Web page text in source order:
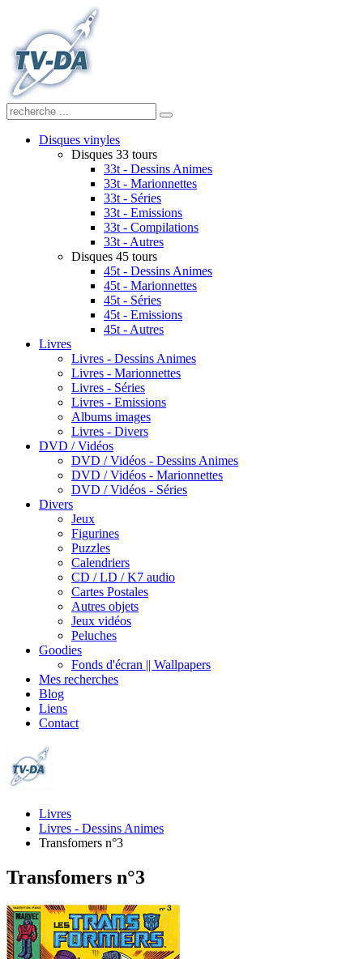
Disques vinyles
Disques 33 tours
33t - Dessins Animes
33t - Marionnettes
33t - Séries
33t - Emissions
33t - Compilations
33t - Autres
Disques 45 tours
45t - Dessins Animes
45t - Marionnettes
45t - Séries
45t - Emissions
45t - Autres
Livres
Livres - Dessins Animes
Livres - Marionnettes
Livres - Séries
Livres - Emissions
Albums images
Livres - Divers
DVD / Vidéos
DVD / Vidéos - Dessins Animes
DVD / Vidéos - Marionnettes
DVD / Vidéos - Séries
Divers
Jeux
Figurines
Puzzles
Calendriers
CD / LD / K7 audio
Cartes Postales
Autres objets
Jeux vidéos
Peluches
Goodies
Fonds d'écran || Wallpapers
Mes recherches
Blog
Liens
Contact
Livres
Livres - Dessins Animes
Transfomers n°3
Transfomers n°3